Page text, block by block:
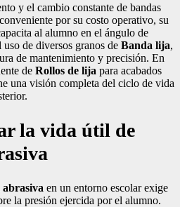
y el cambio constante de bandas
por su costo operativo, su
al alumno en el ángulo de
de diversos granos de Banda lija,
de mantenimiento y precisión. En
de Rollos de lija para acabados
una visión completa del ciclo de vida
la vida útil de
en un entorno escolar exige
la presión ejercida por el alumno.